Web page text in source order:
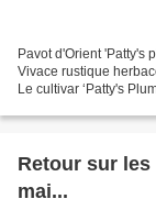
Pavot d'Orient 'Patty's
Vivace rustique
Le cultivar ‘Patty's
Retour sur
mai...